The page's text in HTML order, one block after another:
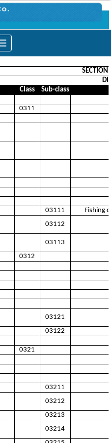
Toggle
navigation
SECTION
Class
Sub-class
0311
03111
Fishing
03112
03113
0312
03121
03122
0321
03211
03212
03213
03214